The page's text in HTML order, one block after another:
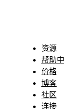
资源
帮助
价格
博客
社区
连接